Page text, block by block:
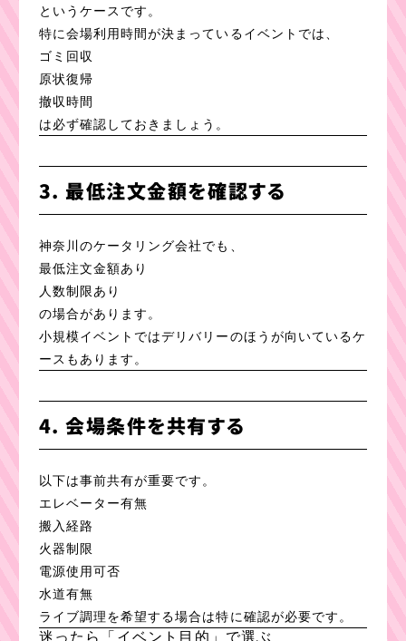
というケースです。
特に会場利用時間が決まっているイベントでは、
ゴミ回収
原状復帰
撤収時間
は必ず確認しておきましょう。
3. 最低注文金額を確認する
神奈川のケータリング会社でも、
最低注文金額あり
人数制限あり
の場合があります。
小規模イベントではデリバリーのほうが向いているケ
ースもあります。
4. 会場条件を共有する
以下は事前共有が重要です。
エレベーター有無
搬入経路
火器制限
電源使用可否
水道有無
ライブ調理を希望する場合は特に確認が必要です。
迷ったら「イベント目的」で選ぶ